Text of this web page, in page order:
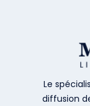
Le
diffusion